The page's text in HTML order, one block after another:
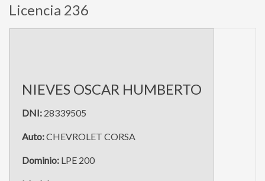
Licencia 236
NIEVES OSCAR HUMBERTO
DNI: 28339505
Auto:CHEVROLET CORSA
Dominio: LPE 200